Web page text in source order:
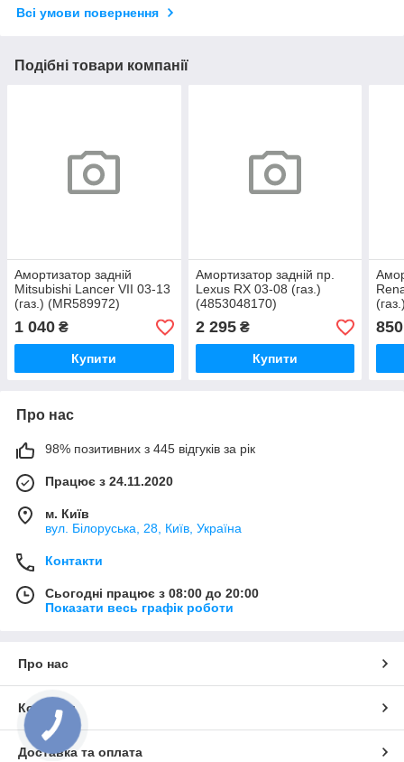
Всі умови повернення
Подібні товари компанії
Амортизатор задній
Mitsubishi Lancer VII 03-13
(газ.) (MR589972)
1 040 ₴
Купити
Амортизатор задній пр.
Lexus RX 03-08 (газ.)
(4853048170)
2 295₴
Купити
850
Про нас
98% позитивних з 445 відгуків за рік
Працює з 24.11.2020
м. Київ
вул. Білоруська, 28, Київ, Україна
Контакти
Сьогодні працює з 08:00 до 20:00
Показати весь графік роботи
Про нас
Контакти
Доставка та оплата